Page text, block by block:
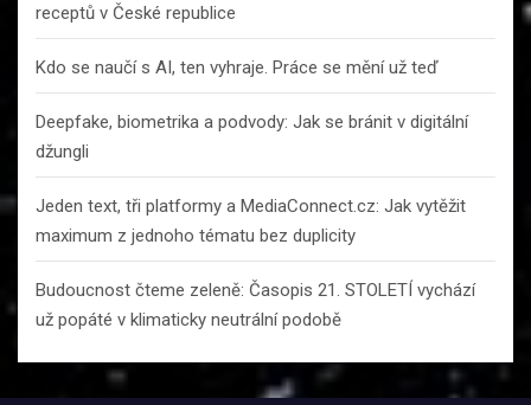
receptů v České republice
Kdo se naučí s AI, ten vyhraje. Práce se mění už teď
Deepfake, biometrika a podvody: Jak se bránit v digitální
džungli
Jeden text, tři platformy a MediaConnect.cz: Jak vytěžit
maximum z jednoho tématu bez duplicity
Budoucnost čteme zeleně: Časopis 21. STOLETÍ vychází
už popáté v klimaticky neutrální podobě